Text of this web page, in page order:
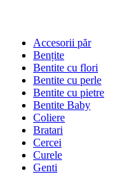
Accesorii păr
Bențite
Bentite cu flori
Bentite cu perle
Bentite cu pietre
Bentite Baby
Coliere
Bratari
Cercei
Curele
Genti